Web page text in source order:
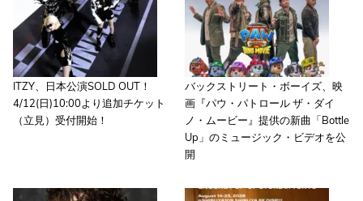
ITZY、日本公演SOLD OUT！
4/12(日)10:00より追加チケット
（立見）受付開始！
バックストリート・ボーイズ、映
画『パウ・パトロール ザ・ダイ
ノ・ムービー』提供の新曲「Bottle
Up」のミュージック・ビデオを公
開